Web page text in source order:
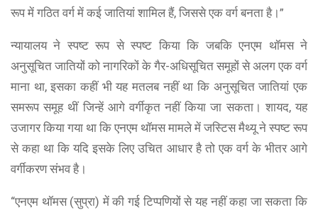
रूप में गठित वर्ग में कई जातियां शामिल हैं, जिससे एक वर्ग बनता है।”
न्यायालय ने स्पष्ट रूप से स्पष्ट किया कि जबकि एनएम थॉमस ने
अनुसूचित जातियों को नागरिकों के गैर-अधिसूचित समूहों से अलग एक वर्ग
माना था, इसका कहीं भी यह मतलब नहीं था कि अनुसूचित जातियां एक
समरूप समूह थीं जिन्हें आगे वर्गीकृत नहीं किया जा सकता। शायद, यह
उजागर किया गया था कि एनएम थॉमस मामले में जस्टिस मैथ्यू ने स्पष्ट रूप
से कहा था कि यदि इसके लिए उचित आधार है तो एक वर्ग के भीतर आगे
वर्गीकरण संभव है।
“एनएम थॉमस (सुप्रा) में की गई टिप्पणियों से यह नहीं कहा जा सकता कि